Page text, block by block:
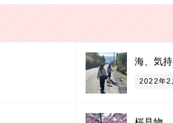
海、気
2022年2